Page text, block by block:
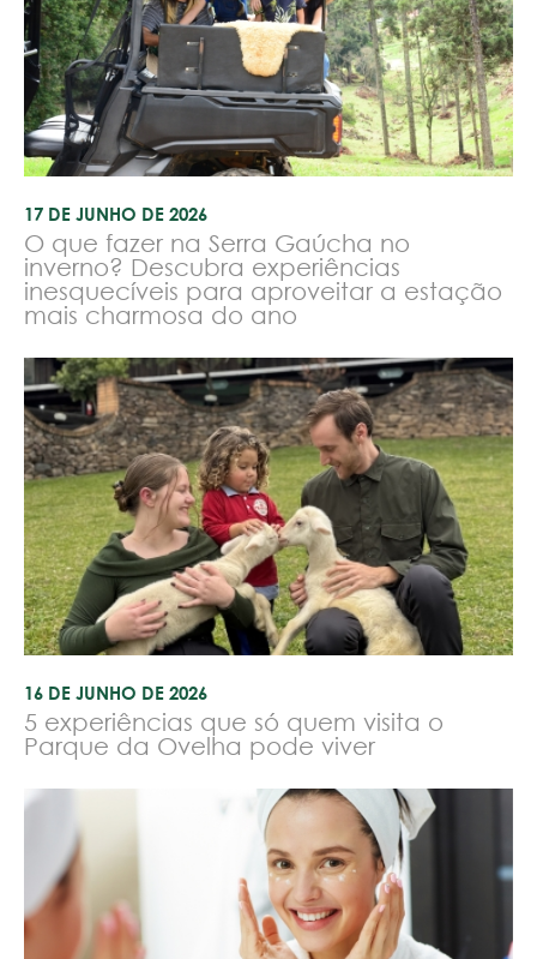
17 DE JUNHO DE 2026
O que fazer na Serra Gaúcha no
inverno? Descubra experiências
inesquecíveis para aproveitar a estação
mais charmosa do ano
16 DE JUNHO DE 2026
5 experiências que só quem visita o
Parque da Ovelha pode viver